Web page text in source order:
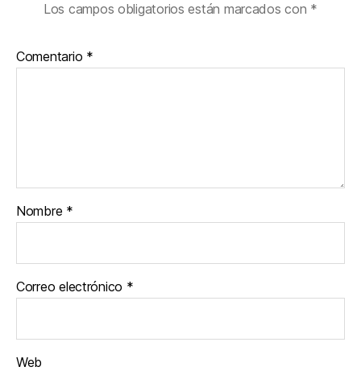
Los campos obligatorios están marcados con *
Comentario *
Nombre *
Correo electrónico *
Web